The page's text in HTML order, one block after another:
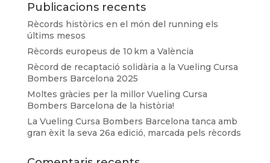
Publicacions recents
Rècords històrics en el món del running els
últims mesos
Rècords europeus de 10 km a València
Rècord de recaptació solidària a la Vueling Cursa
Bombers Barcelona 2025
Moltes gràcies per la millor Vueling Cursa
Bombers Barcelona de la història!
La Vueling Cursa Bombers Barcelona tanca amb
gran èxit la seva 26a edició, marcada pels rècords